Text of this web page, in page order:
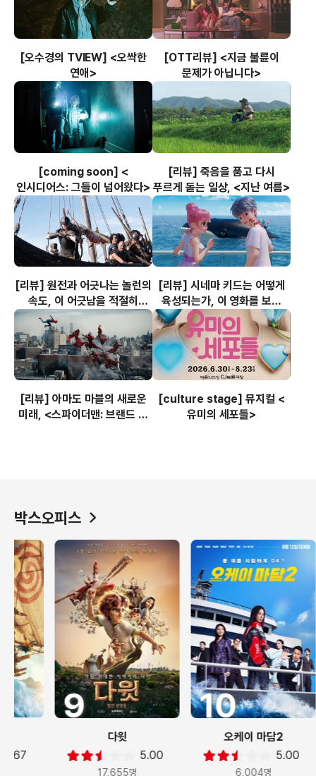
[오수경의 TVIEW] <오싹한
연애>
[OTT리뷰] <지금 불륜이
문제가 아닙니다>
[coming soon] <
인시디어스: 그들이 넘어왔다>
[리뷰] 죽음을 품고 다시
푸르게 돋는 일상, <지난 여름>
[리뷰] 원전과 어긋나는 놀런의
속도, 이 어긋남을 적절히
조율하려는 음악, <오디세이>
[리뷰] 시네마 키드는 어떻게
육성되는가, 이 영화를 보고
자랄 어린이들에게, <사랑의
하츄핑: 고래보석의 전설>
[리뷰] 아마도 마블의 새로운
미래, <스파이더맨: 브랜드 뉴
[culture stage] 뮤지컬 <
유미의 세포들>
박스오피스
1
스파이더맨: 브랜드 뉴 데이
7.33
2,062,445명
2
오디세이
7.55
1,374,672명
3